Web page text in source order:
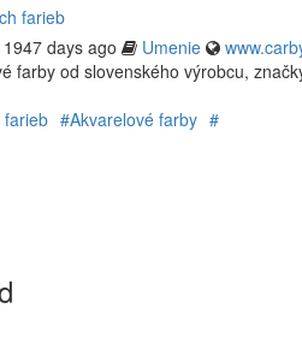
farieb
1947 days ago Umenie
farby od slovenského výrobcu,
farieb #Akvarelové farby #